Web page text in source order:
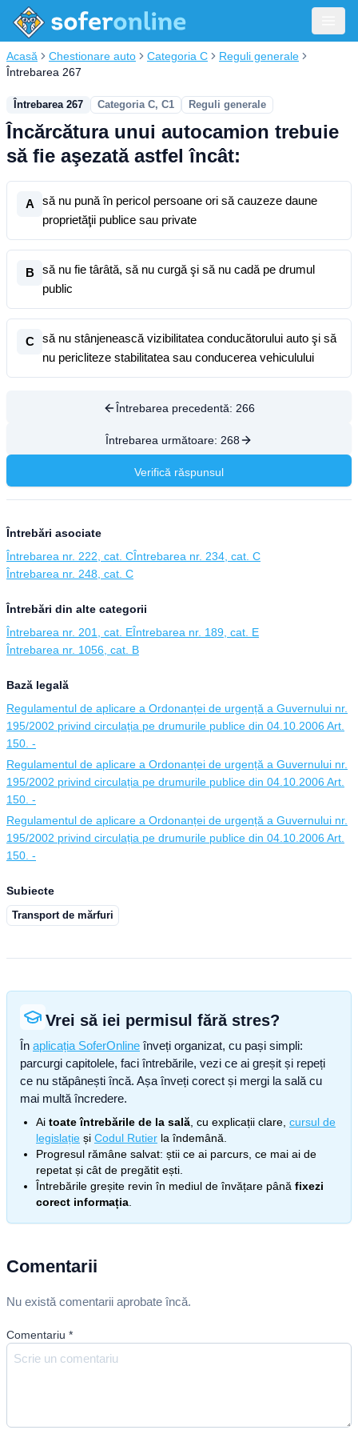
Acasă Chestionare auto Categoria C
Reguli generale
Întrebarea 267
Întrebarea 267 Categoria C, C1 Reguli generale
Încărcătura unui autocamion trebuie
să fie aşezată astfel încât:
A
să nu pună în pericol persoane ori să cauzeze daune
proprietăţii publice sau private
B
să nu fie târâtă, să nu curgă şi să nu cadă pe drumul
public
C
să nu stânjenească vizibilitatea conducătorului auto şi să
nu pericliteze stabilitatea sau conducerea vehiculului
Întrebarea precedentă: 266
Întrebarea următoare: 268
Verifică răspunsul
Întrebări asociate
Întrebarea nr. 222, cat. CÎntrebarea nr. 234, cat. C
Întrebarea nr. 248, cat. C
Întrebări din alte categorii
Întrebarea nr. 201, cat. EÎntrebarea nr. 189, cat. E
Întrebarea nr. 1056, cat. B
Bază legală
Regulamentul de aplicare a Ordonanței de urgență a Guvernului nr.
195/2002 privind circulația pe drumurile publice din 04.10.2006 Art.
150. -
Regulamentul de aplicare a Ordonanței de urgență a Guvernului nr.
195/2002 privind circulația pe drumurile publice din 04.10.2006 Art.
150. -
Regulamentul de aplicare a Ordonanței de urgență a Guvernului nr.
195/2002 privind circulația pe drumurile publice din 04.10.2006 Art.
150. -
Subiecte
Transport de mărfuri
Vrei să iei permisul fără stres?
În aplicația SoferOnline înveți organizat, cu pași simpli:
parcurgi capitolele, faci întrebările, vezi ce ai greșit și repeți
ce nu stăpânești încă. Așa înveți corect și mergi la sală cu
mai multă încredere.
Ai toate întrebările de la sală , cu explicații clare, cursul de
legislație și Codul Rutier la îndemână.
Progresul rămâne salvat: știi ce ai parcurs, ce mai ai de
repetat și cât de pregătit ești.
Întrebările greșite revin în mediul de învățare până fixezi
corect informația
Comentarii
Nu există comentarii aprobate încă.
Comentariu *